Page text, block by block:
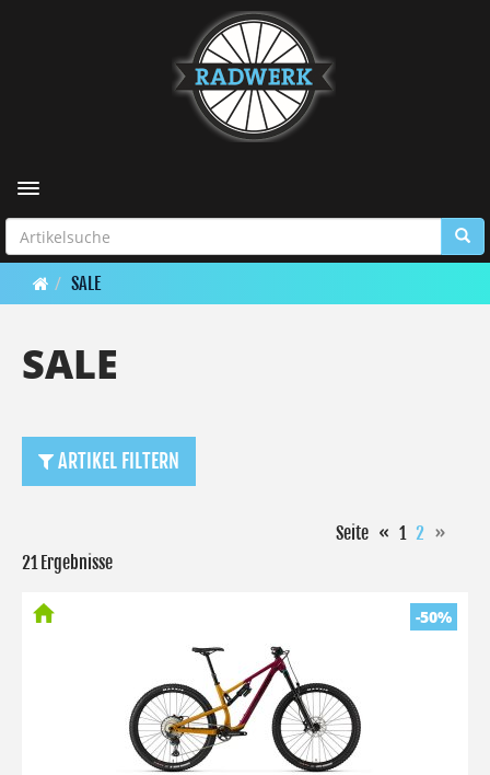
Toggle navigation
SALE
SALE
ARTIKEL FILTERN
Seite « 1 2 »
21 Ergebnisse
-50%